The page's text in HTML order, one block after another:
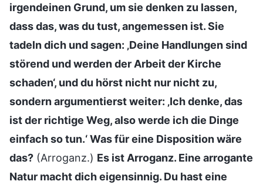
irgendeinen Grund, um sie denken zu lassen,
dass das, was du tust, angemessen ist. Sie
tadeln dich und sagen: ‚Deine Handlungen sind
störend und werden der Arbeit der Kirche
schaden‘, und du hörst nicht nur nicht zu,
sondern argumentierst weiter: ‚Ich denke, das
ist der richtige Weg, also werde ich die Dinge
einfach so tun.‘ Was für eine Disposition wäre
das? (Arroganz.) Es ist Arroganz. Eine arrogante
Natur macht dich eigensinnig. Du hast eine